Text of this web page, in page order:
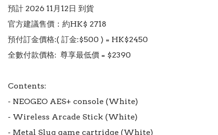
預計 2026 11月12日 到貨
官方建議售價：約HK$ 2718
預付訂金價格:( 訂金:$500 ) = HK$2450
全數付款價格:  尊享最低價 = $2390
Contents:
- NEOGEO AES+ console (White)
- Wireless Arcade Stick (White)
- Metal Slug game cartridge (White)